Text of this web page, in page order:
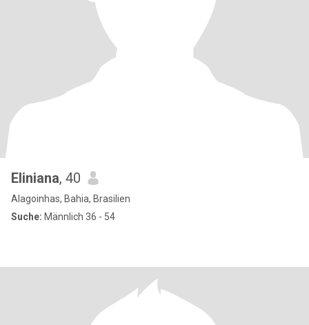
Eliniana, 40
Alagoinhas, Bahia, Brasilien
Suche: Männlich 36 - 54